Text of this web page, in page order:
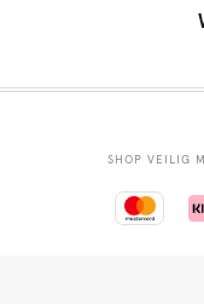
SHOP VEILIG